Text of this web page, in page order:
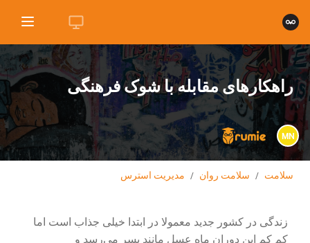
راهکارهای مقابله با شوک فرهنگی
MN
سلامت / سلامت روان / مدیریت استرس
زندگی در کشور جدید معمولا در ابتدا خیلی جذاب است اما
کم کم این دوران ماه عسل مانند بسر می‌رسد و